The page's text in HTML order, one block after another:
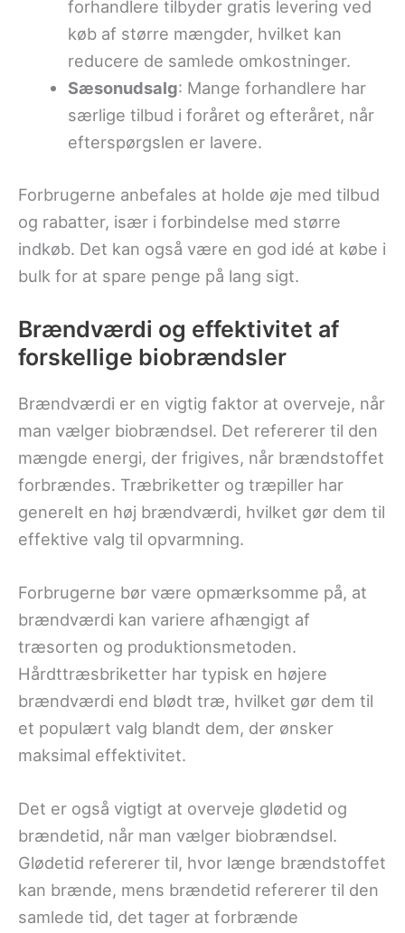
forhandlere tilbyder gratis levering ved
køb af større mængder, hvilket kan
reducere de samlede omkostninger.
Sæsonudsalg: Mange forhandlere har
særlige tilbud i foråret og efteråret, når
efterspørgslen er lavere.
Forbrugerne anbefales at holde øje med tilbud
og rabatter, især i forbindelse med større
indkøb. Det kan også være en god idé at købe i
bulk for at spare penge på lang sigt.
Brændværdi og effektivitet af
forskellige biobrændsler
Brændværdi er en vigtig faktor at overveje, når
man vælger biobrændsel. Det refererer til den
mængde energi, der frigives, når brændstoffet
forbrændes. Træbriketter og træpiller har
generelt en høj brændværdi, hvilket gør dem til
effektive valg til opvarmning.
Forbrugerne bør være opmærksomme på, at
brændværdi kan variere afhængigt af
træsorten og produktionsmetoden.
Hårdttræsbriketter har typisk en højere
brændværdi end blødt træ, hvilket gør dem til
et populært valg blandt dem, der ønsker
maksimal effektivitet.
Det er også vigtigt at overveje glødetid og
brændetid, når man vælger biobrændsel.
Glødetid refererer til, hvor længe brændstoffet
kan brænde, mens brændetid refererer til den
samlede tid, det tager at forbrænde